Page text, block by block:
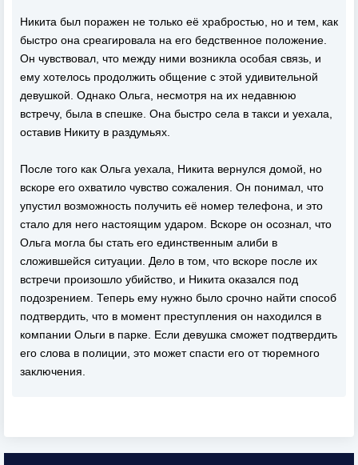
Никита был поражен не только её храбростью, но и тем, как
быстро она среагировала на его бедственное положение.
Он чувствовал, что между ними возникла особая связь, и
ему хотелось продолжить общение с этой удивительной
девушкой. Однако Ольга, несмотря на их недавнюю
встречу, была в спешке. Она быстро села в такси и уехала,
оставив Никиту в раздумьях.
После того как Ольга уехала, Никита вернулся домой, но
вскоре его охватило чувство сожаления. Он понимал, что
упустил возможность получить её номер телефона, и это
стало для него настоящим ударом. Вскоре он осознал, что
Ольга могла бы стать его единственным алиби в
сложившейся ситуации. Дело в том, что вскоре после их
встречи произошло убийство, и Никита оказался под
подозрением. Теперь ему нужно было срочно найти способ
подтвердить, что в момент преступления он находился в
компании Ольги в парке. Если девушка сможет подтвердить
его слова в полиции, это может спасти его от тюремного
заключения.